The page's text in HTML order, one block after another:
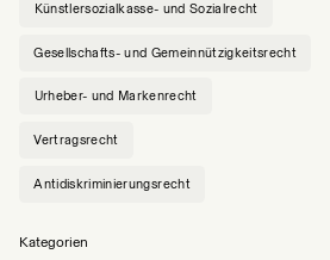
Künstlersozialkasse- und Sozialrecht
Gesellschafts- und Gemeinnützigkeitsrecht
Urheber- und Markenrecht
Vertragsrecht
Antidiskriminierungsrecht
Kategorien